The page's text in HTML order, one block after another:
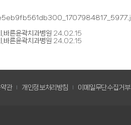
바른윤곽치과병원 24.02.15
바른윤곽치과병원 24.02.15
관 개인정보처리방침 이메일무단수집거부